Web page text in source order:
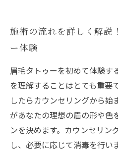
施術の流れを詳しく解説
ー体験
眉毛タトゥーを初めて体験す
を理解することはとても重要
したらカウンセリングから始
があなたの理想の眉の形や色
ンを決めます。カウンセリン
し、必要に応じて消毒を行い